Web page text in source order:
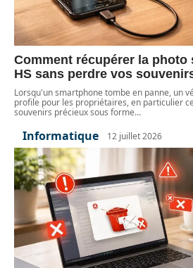
Comment récupérer la photo
HS sans perdre vos
Lorsqu'un smartphone tombe en panne, un
profile pour les propriétaires, en particulier
souvenirs précieux sous forme…
Informatique 12 juillet 2026